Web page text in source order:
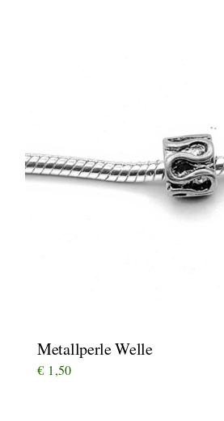
Metallperle Welle
€ 1,50